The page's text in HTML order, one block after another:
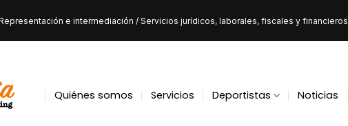
e intermediación / Servicios jurídicos, laborales, fiscales y financieros
Quiénes somos Servicios Deportistas Noticias